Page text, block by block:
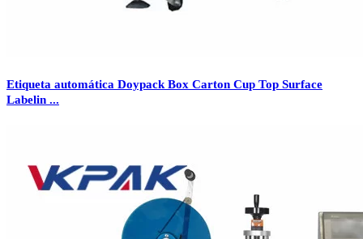
Etiqueta automática Doypack Box Carton Cup Top Surface
Labelin ...